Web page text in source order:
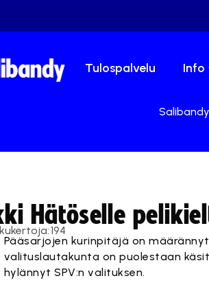
Tulospalvelu Info
Hätöselle
194
Pääsarjojen kurinpitäjä on määrännyt
valituslautakunta on puolestaan
hylännyt SPV:n valituksen.